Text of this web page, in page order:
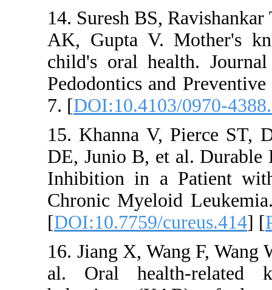
14. Suresh
AK, Gupta V.
child's oral
Pedodontics
7. [
15. Khanna
DE, Junio B,
Inhibition in a
Chronic
[DOI:10.7759/
16. Jiang X,
al. Oral